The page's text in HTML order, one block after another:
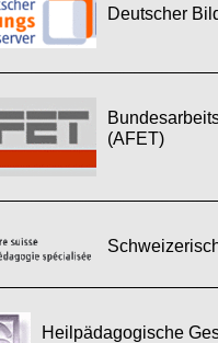
Deutscher
(AFET)
Heilpädagogische